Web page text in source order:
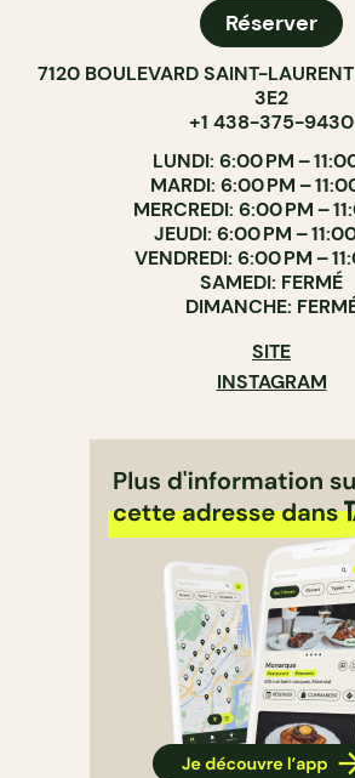
Réserver
7120 BOULEVARD SAINT-
3E2
+1 438-375-9430
LUNDI: 6:00 PM –
MARDI: 6:00 PM –
MERCREDI: 6:00 PM –
JEUDI: 6:00 PM –
VENDREDI: 6:00 PM –
SAMEDI: FERMÉ
DIMANCHE:
SITE
INSTAGRAM